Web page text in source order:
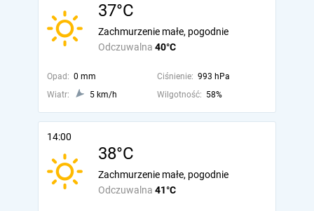
37°C
Odczuwalna 40°C
Zachmurzenie małe, pogodnie
Opad: 0 mm Ciśnienie: 993 hPa
Wiatr:
5 km/h Wilgotność: 58%
14:00
38°C
Odczuwalna 41°C
Zachmurzenie małe, pogodnie